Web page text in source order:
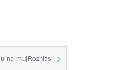
na mujRozhlas